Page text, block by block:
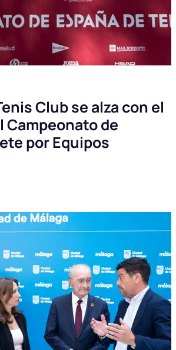
Club se alza con el
Campeonato de
por Equipos